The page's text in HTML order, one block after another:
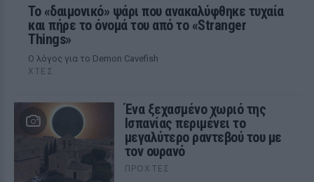
Το «δαιμονικό» ψάρι που ανακαλύφθηκε τυχαία
και πήρε το όνομά του από το «Stranger
Things»
Ο λόγος για το Demon Cavefish
ΧΤΕΣ
Ένα ξεχασμένο χωριό της
Ισπανίας περιμένει το
μεγαλύτερο ραντεβού του με
τον ουρανό
ΠΡΟΧΤΈΣ